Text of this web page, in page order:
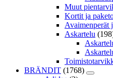
Muut
Kortit ja
Avaimenperät
Askartelu
BRÄNDIT (1768)